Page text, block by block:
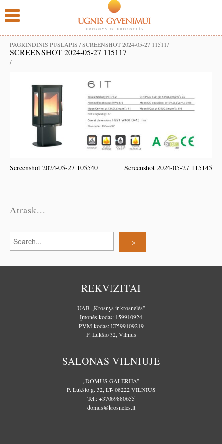
PAGRINDINIS PUSLAPIS /SCREENSHOT 2024-05-27 115117
SCREENSHOT 2024-05-27 115117
/
Screenshot 2024-05-27 105540 Screenshot 2024-05-27 115145
Atrask...
REKVIZITAI
UAB „Krosnys ir krosnelės”
Įmonės kodas: 159910924
PVM kodas: LT599109219
P. Lukšio 32, Vilnius
SALONAS VILNIUJE
„DOMUS GALERIJA”
P. Lukšio g. 32, LT- 08222 VILNIUS
Tel.:+37069880655
domus@krosneles.lt